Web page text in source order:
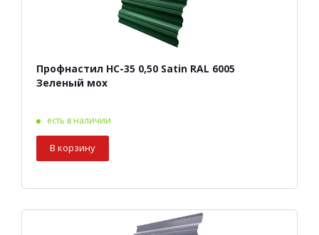
Профнастил НС-35 0,50 Satin RAL 6005
Зеленый мох
есть в наличии
В корзину